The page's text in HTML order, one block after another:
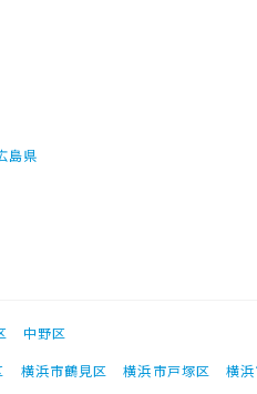
島県
中野区
横浜市鶴見区 横浜市戸塚区
横